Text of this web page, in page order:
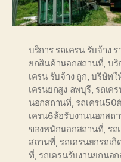
บริการ รถเครน รับจ้าง
ยกสินค้านอกสถานที่, บริ
เครน รับจ้าง ถูก,บริษัทใ
เครนยกสูง ลพบุรี, รถเค
นอกสถานที่, รถเครน50
เครน6ล้อรับงานนอกสถ
ของหนักนอกสถานที่, รถ
สถานที่, รถเครนยกรถเ
ที่, รถเครนรับงานยกนอ